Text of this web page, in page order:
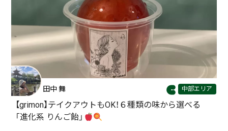
田中 舞 中部エリア
【grimon】テイクアウトもOK！６種類の味から選べる
「進化系 りんご飴」